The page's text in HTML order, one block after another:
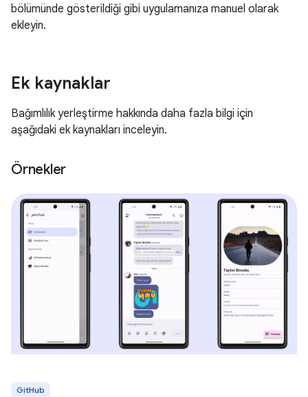
bölümünde gösterildiği gibi uygulamanıza manuel olarak
ekleyin.
Ek kaynaklar
Bağımlılık yerleştirme hakkında daha fazla bilgi için
aşağıdaki ek kaynakları inceleyin.
Örnekler
GitHub